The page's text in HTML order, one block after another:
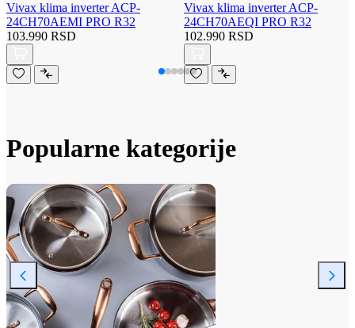
Vivax klima inverter ACP-
24CH70AEMI PRO R32
103.990 RSD
Vivax klima inverter ACP-
24CH70AEQI PRO R32
102.990 RSD
Popularne kategorije